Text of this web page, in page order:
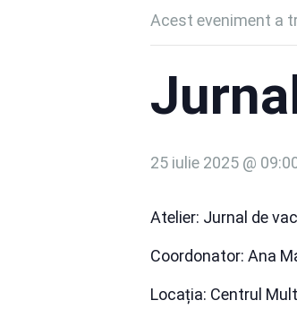
Acest eveniment a
25 iulie 2025 @
Atelier: Jurnal de
Coordonator: Ana
Locația: Centrul